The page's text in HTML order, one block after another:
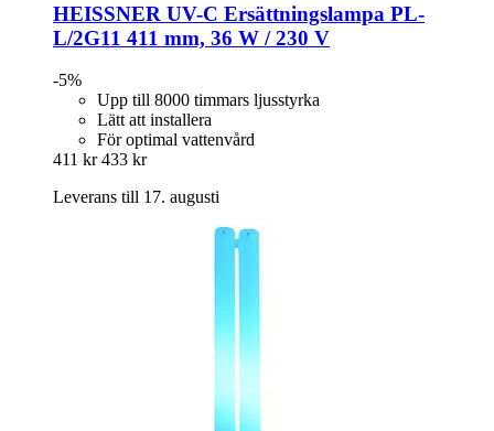
HEISSNER UV-​C Ersättningslampa PL-​
L/2G11 411 mm, 36 W / 230 V
-5%
Upp till 8000 timmars ljusstyrka
Lätt att installera
För optimal vattenvård
411 kr 433 kr
Leverans till 17. augusti